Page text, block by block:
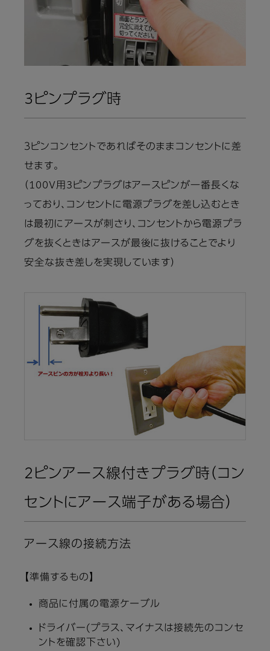
3ピンプラグ時
３ピンコンセントであればそのままコンセントに差
せます。
（100V用3ピンプラグはアースピンが一番長くな
っており、コンセントに電源プラグを差し込むとき
は最初にアースが刺さり、コンセントから電源プラ
グを抜くときはアースが最後に抜けることでより
安全な抜き差しを実現しています）
2ピンアース線付きプラグ時（コン
セントにアース端子がある場合）
アース線の接続方法
【準備するもの】
商品に付属の電源ケーブル
ドライバー(プラス、マイナスは接続先のコンセ
ントを確認下さい)